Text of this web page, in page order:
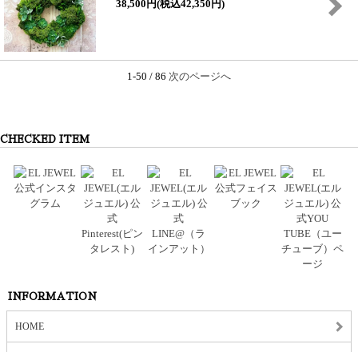
38,500円(税込42,350円)
1-50 / 86 次のページへ
CHECKED ITEM
INFORMATION
HOME